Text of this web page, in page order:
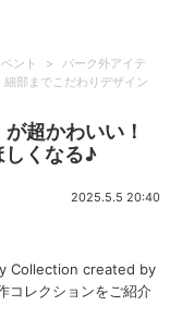
ント >
パーク外アイテ
部までこだわりデザイン
超かわいい！
しくなる♪
2025.5.5 20:40
Collection created by
コレクションをご紹介